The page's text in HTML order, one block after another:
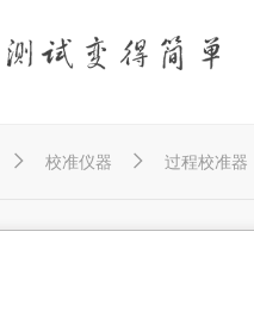
 校准仪器  过程校准器